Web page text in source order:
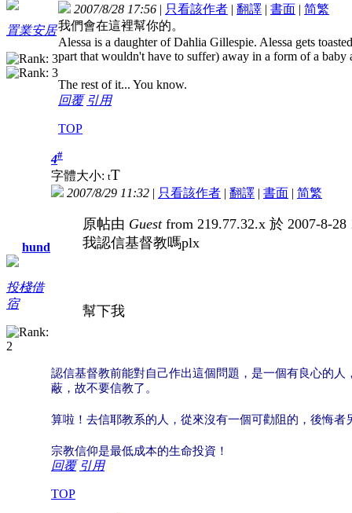
置業安居
2007/8/28 17:56 | 只看該作者 | 翻譯 | 書面 | 简繁
我們會在這裡幫你的。
Alessa is a daughter of Dahlia Gillespie. Alessa gets
part that wouldn't have to suffer) away in a form of a
The rest of it... You know.
回覆 引用
TOP
hund
投棧借
宿
4#
字體大小: tT
2007/8/29 11:32 | 只看該作者 | 翻譯 | 書面 | 简繁
原帖由 Guestfrom 219.77.32.x 於 2007-8-
我認信基督教嗎plx
幫下我
認信基督教前能對自己作出這個問題，是一個有良心的
蔽，故不要信教了。
算啦！去信耶教系的人，從來沒有一個可勸阻的，後悔
宗教信仰是最低成本的生命投資！
回覆 引用
TOP